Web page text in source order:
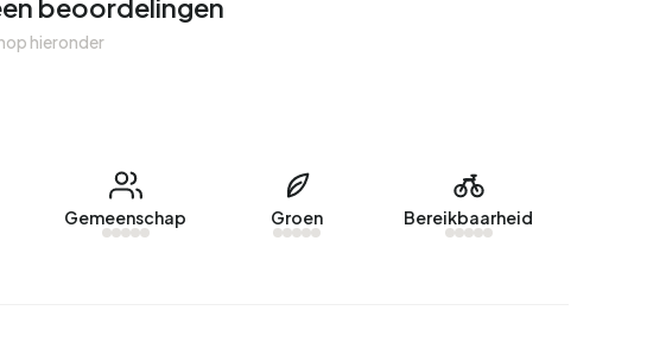
Het
beoordelingen
hieronder
Gemeenschap Groen Bereikbaarheid